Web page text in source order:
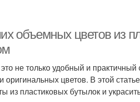
объемных цветов из
не только удобный и
оригинальных цветов. В этой
из пластиковых бутылок и